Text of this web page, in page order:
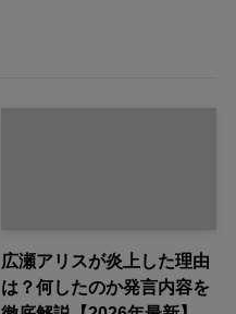
広瀬アリスが炎上した理由
は？何したのか発言内容を